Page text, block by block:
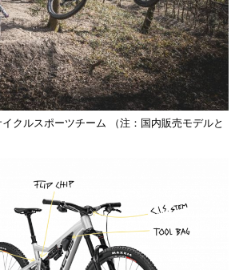
クルスポーツチーム （注：国内販売モデルと